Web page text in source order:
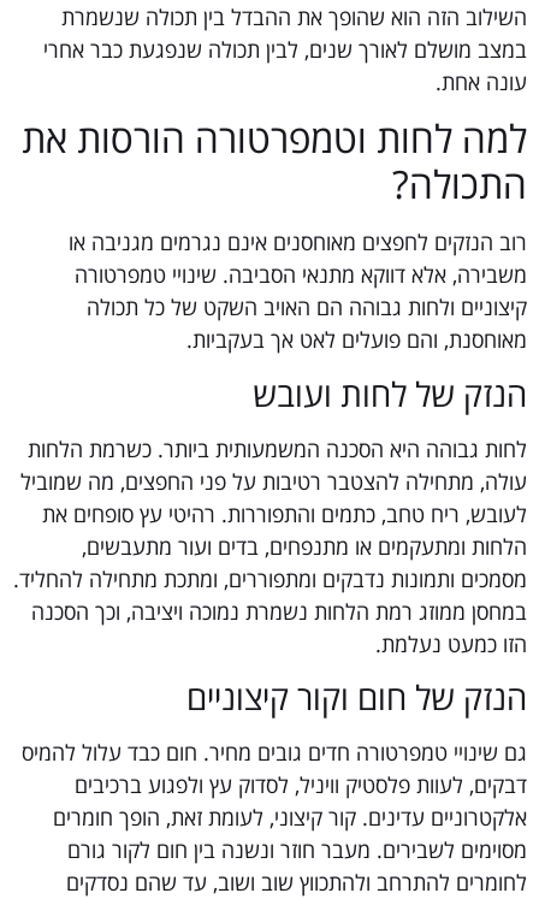
השילוב הזה הוא שהופך את ההבדל בין תכולה שנשמרת
במצב מושלם לאורך שנים, לבין תכולה שנפגעת כבר אחרי
עונה אחת.
למה לחות וטמפרטורה הורסות את
התכולה?
רוב הנזקים לחפצים מאוחסנים אינם נגרמים מגניבה או
משבירה, אלא דווקא מתנאי הסביבה. שינויי טמפרטורה
קיצוניים ולחות גבוהה הם האויב השקט של כל תכולה
מאוחסנת, והם פועלים לאט אך בעקביות.
הנזק של לחות ועובש
לחות גבוהה היא הסכנה המשמעותית ביותר. כשרמת הלחות
עולה, מתחילה להצטבר רטיבות על פני החפצים, מה שמוביל
לעובש, ריח טחב, כתמים והתפוררות. רהיטי עץ סופחים את
הלחות ומתעקמים או מתנפחים, בדים ועור מתעבשים,
מסמכים ותמונות נדבקים ומתפוררים, ומתכת מתחילה להחליד.
במחסן ממוזג רמת הלחות נשמרת נמוכה ויציבה, וכך הסכנה
הזו כמעט נעלמת.
הנזק של חום וקור קיצוניים
גם שינויי טמפרטורה חדים גובים מחיר. חום כבד עלול להמיס
דבקים, לעוות פלסטיק וויניל, לסדוק עץ ולפגוע ברכיבים
אלקטרוניים עדינים. קור קיצוני, לעומת זאת, הופך חומרים
מסוימים לשבירים. מעבר חוזר ונשנה בין חום לקור גורם
לחומרים להתרחב ולהתכווץ שוב ושוב, עד שהם נסדקים